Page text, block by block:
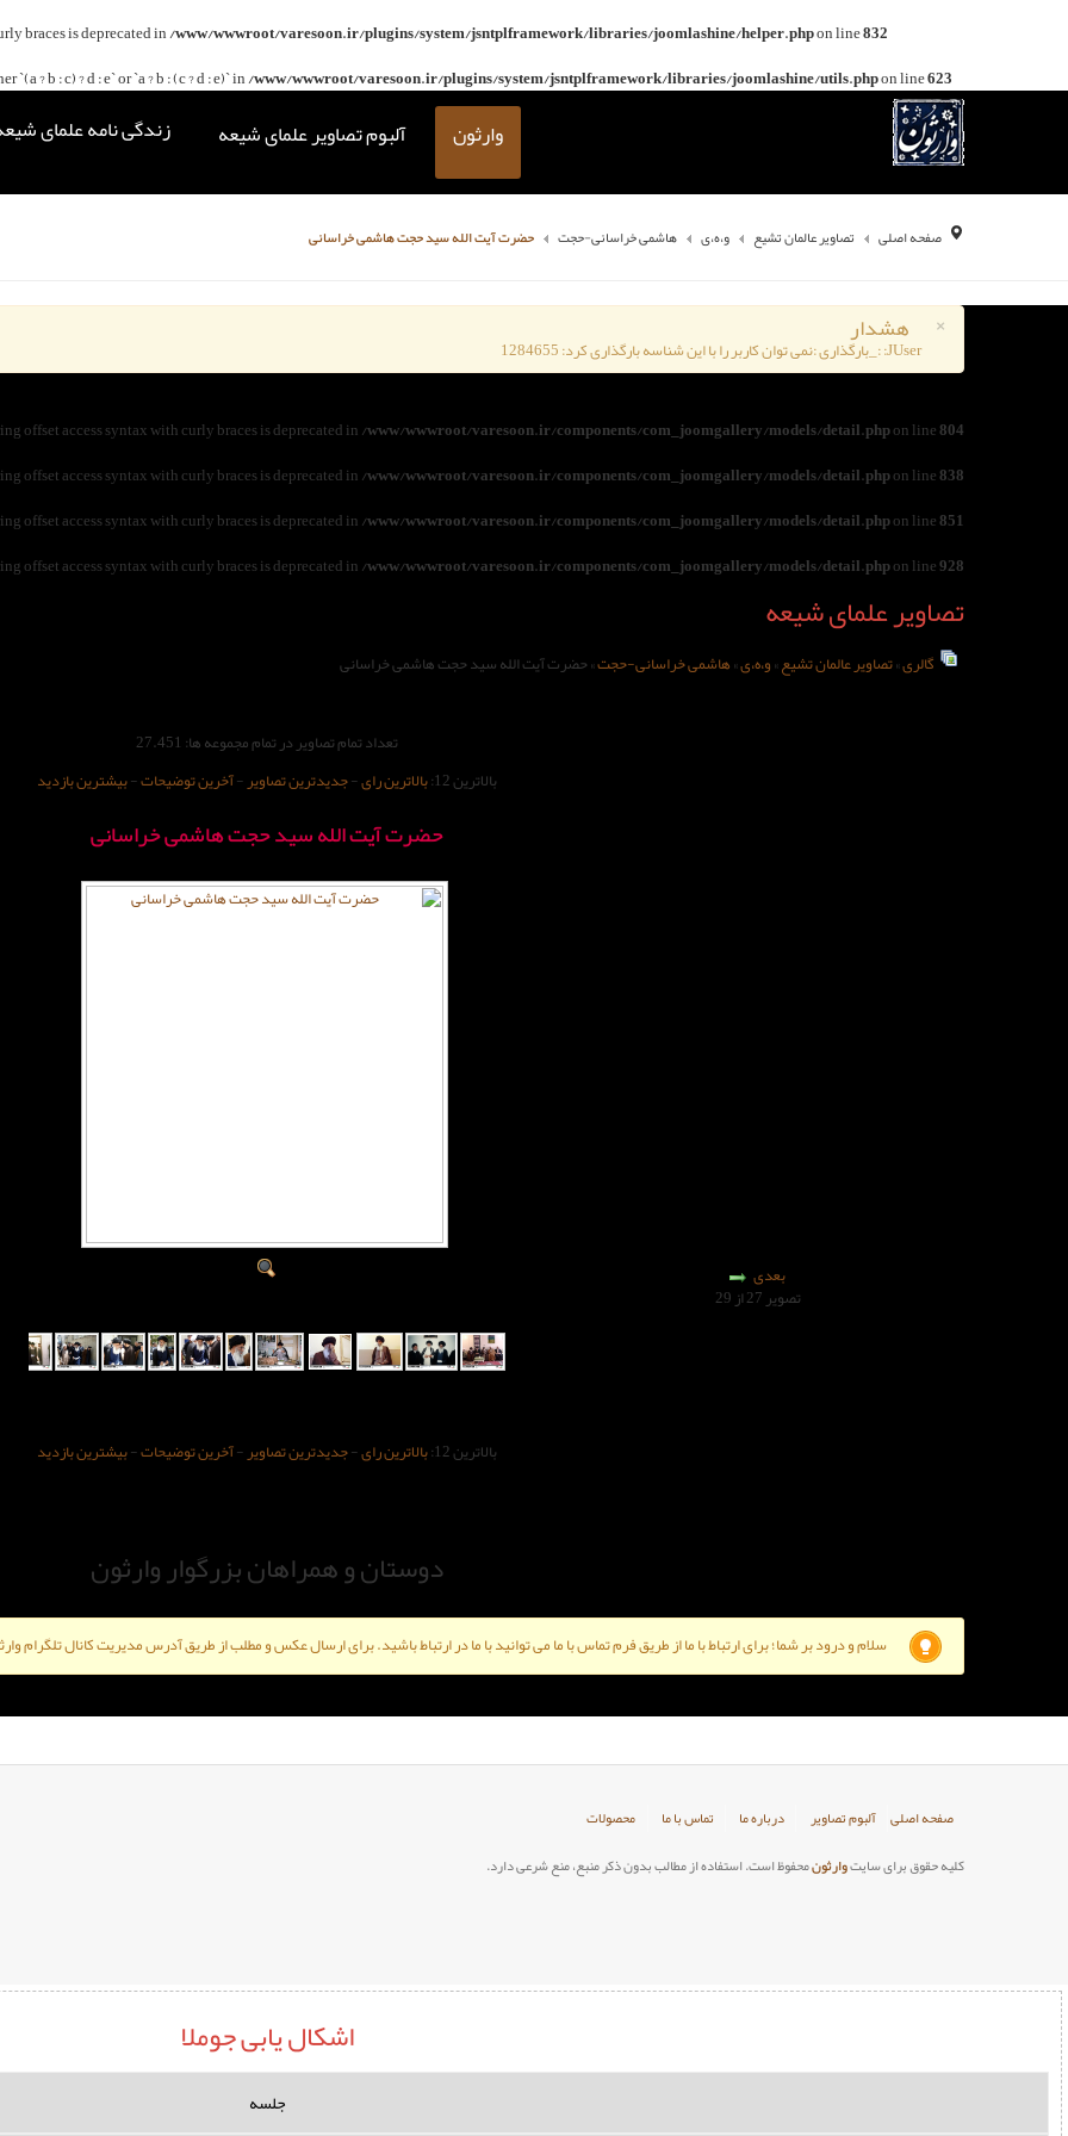
braces is deprecated in/www/wwwroot/varesoon.ir/plugins/system/jsntplframework/libraries/joomlashine/helper.phpon line832
? b : c) ? d : e` or `a ? b : (c ? d : e)` in/www/wwwroot/varesoon.ir/plugins/system/jsntplframework/libraries/joomlashine/utils.phpon line623
وارثون آلبوم تصاویر علمای شیعه زندگی نامه علمای
صفحه اصلی تصاویر عالمان تشیع و،ه،ی هاشمی خراسانی-حجت حضرت آیت الله سید حجت هاشمی خراسانی
× هشدار
JUser: :_بارگذاری :نمی توان کاربر را با این شناسه بارگذاری کرد: 1284655
offset access syntax with curly braces is deprecated in/www/wwwroot/varesoon.ir/components/com_joomgallery/models/detail.phpon line804
offset access syntax with curly braces is deprecated in/www/wwwroot/varesoon.ir/components/com_joomgallery/models/detail.phpon line838
offset access syntax with curly braces is deprecated in/www/wwwroot/varesoon.ir/components/com_joomgallery/models/detail.phpon line851
offset access syntax with curly braces is deprecated in/www/wwwroot/varesoon.ir/components/com_joomgallery/models/detail.phpon line928
تصاویر علمای شیعه
گالری»تصاویر عالمان تشیع»و،ه،ی»هاشمی خراسانی-حجت» حضرت آیت الله سید حجت هاشمی خراسانی
تعداد تمام تصاویر در تمام مجموعه ها: 27.451
بالاترین 12:
بالاترین رای-جدیدترین تصاویر-آخرین توضیحات-بیشترین بازدید
حضرت آیت الله سید حجت هاشمی خراسانی
بعدی
تصویر 27 از 29
بالاترین 12: بالاترین رای-جدیدترین تصاویر-آخرین توضیحات-بیشترین بازدید
دوستان و همراهان بزرگوار وارثون
سلام و درود بر شما؛ برای ارتباط با ما از طریق فرم تماس با ما می توانید با ما در ارتباط باشید. برای ارسال عکس و مطلب از طریق آدرس مدیریت کانال تلگرام
صفحه اصلی آلبوم تصاویر درباره ما تماس با ما
محصولات
کلیه حقوق برای سایتوارثونمحفوظ است. استفاده از مطالب بدون ذکر منبع، منع شرعی دارد.
اشکال یابی جوملا
جلسه